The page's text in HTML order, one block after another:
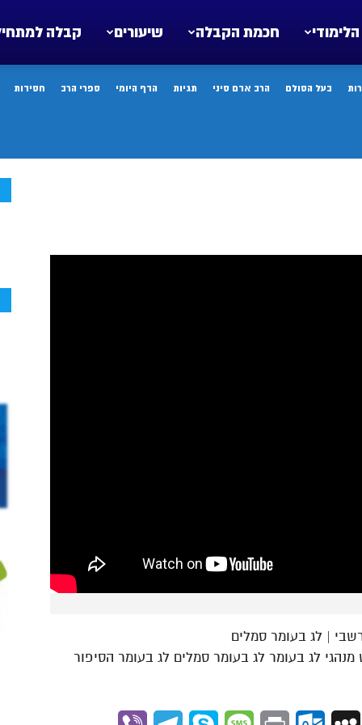
קבלה שיעורים חכמת הקבלה
בעל הסולם הרב אדם סיני תגיות הדף היומי ספרי הרב חסידות
| לג בעומר סמלים
לג בעומר חופש מנהגי לג בעומר לג בעומר סמלים לג בעומר הסיפור